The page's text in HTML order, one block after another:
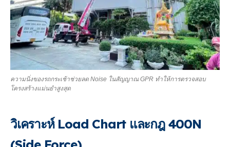
ความนิ่งของรถกระเช้าช่วยลด Noise ในสัญญาณ GPR ทำให้การตรวจสอบ
โครงสร้างแม่นยำสูงสุด
วิเคราะห์ Load Chart และกฎ 400N